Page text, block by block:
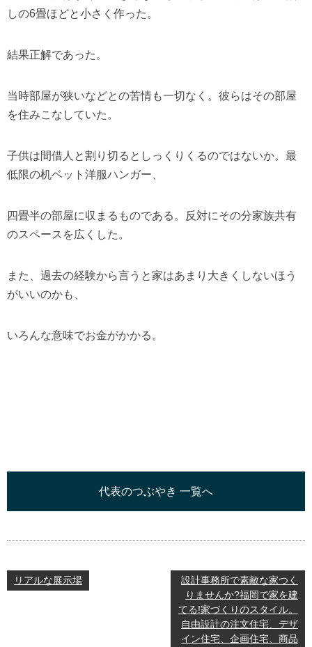
しの6畳ほどと小さく作った。
結果正解であった。
当時部屋が狭いなどとの苦情も一切なく。彼らはその部屋
を住みこなしていた。
子供は間借人と割り切るとしっくりくるのではないか。最
低限の机ベット洋服ハンガー、
四畳半の部屋に収まるものである。反対にその分家族共有
のスペースを広くした。
また、過去の経験から言うと家はあまり大きくしないほう
がいいのかも、
いろんな意味でお金がかかる。
代表のつぶやき 一覧へ
リアルな展示場
設計事務所で素敵な家つく
りませんか?福岡で家を建
てる!家づくりのスタイル。
自由設計の注文住宅、デザ
イン住宅、企画住宅、商品